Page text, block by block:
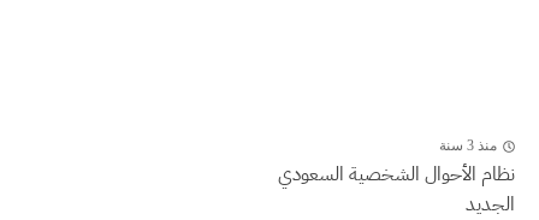
منذ 3 سنة
نظام الأحوال الشخصية السعودي
الجديد